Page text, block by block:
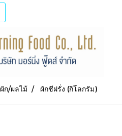
ผัก/ผลไม้ ผักชีฝรั่ง (กิโลกรัม)